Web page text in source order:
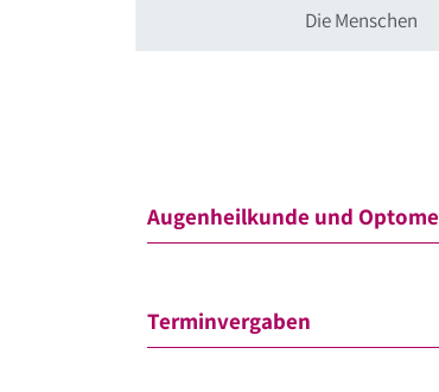
Die Menschen
Augenheilkunde und
Terminvergaben